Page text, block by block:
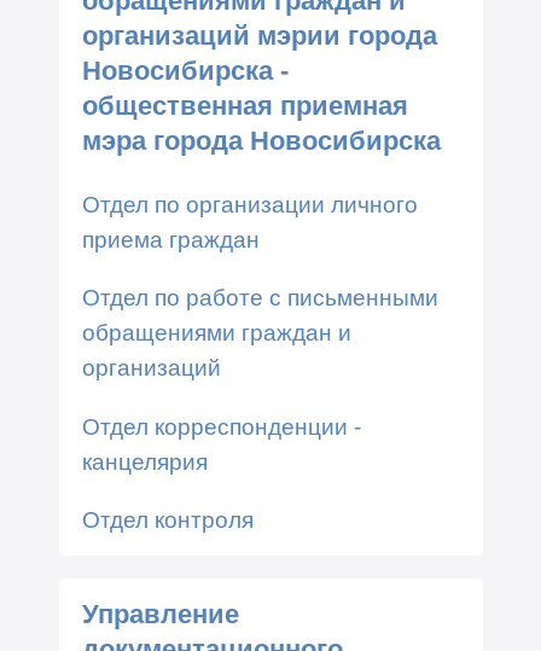
организаций мэрии города
Новосибирска -
общественная приемная
мэра города Новосибирска
Отдел по организации личного
приема граждан
Отдел по работе с письменными
обращениями граждан и
организаций
Отдел корреспонденции -
канцелярия
Отдел контроля
Управление